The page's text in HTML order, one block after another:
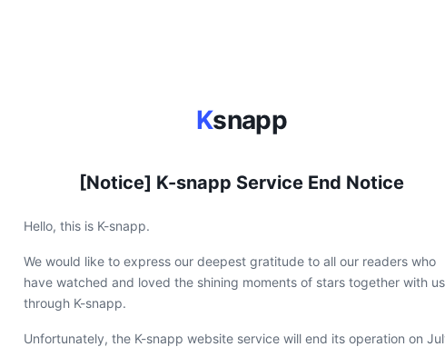
Ksnapp
[Notice] K-snapp Service End Notice
Hello, this is K-snapp.
We would like to express our deepest gratitude to all our readers who
have watched and loved the shining moments of stars together with us
through K-snapp.
Unfortunately, the K-snapp website service will end its operation on